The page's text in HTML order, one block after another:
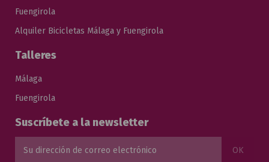
Fuengirola
Alquiler Bicicletas Málaga y Fuengirola
Talleres
Málaga
Fuengirola
Suscríbete a la newsletter